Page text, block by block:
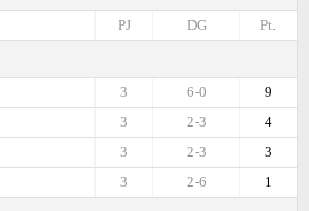
Pt.
DG
PJ
9
6-0
3
4
2-3
3
3
2-3
3
1
2-6
3